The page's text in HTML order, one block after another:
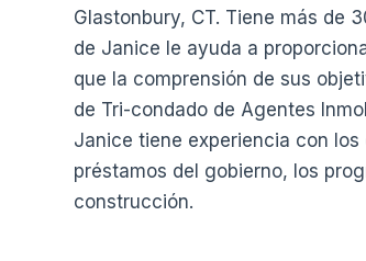
Glastonbury, CT. Tiene más de
de Janice le ayuda a
que la comprensión de sus
de Tri-condado de Agentes
Janice tiene experiencia con
préstamos del gobierno, los
construcción.